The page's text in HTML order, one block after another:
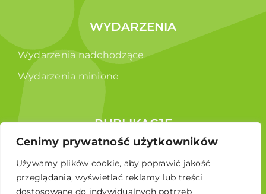
Cenimy prywatność użytkowników
Używamy plików cookie, aby poprawić jakość
przeglądania, wyświetlać reklamy lub treści
dostosowane do indywidualnych potrzeb
WYDARZENIA
Wydarzenia nadchodzące
Wydarzenia minione
PUBLIKACJE
Raporty
Broszura edukacyjna